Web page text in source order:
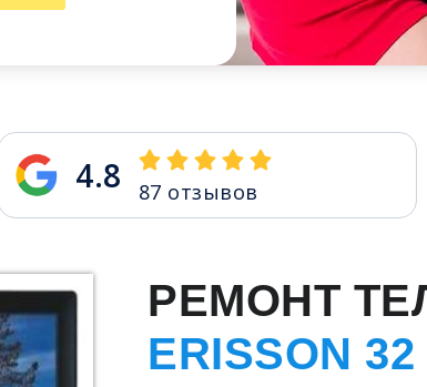
4.8 87 отзывов
РЕМОНТ
ERISSON